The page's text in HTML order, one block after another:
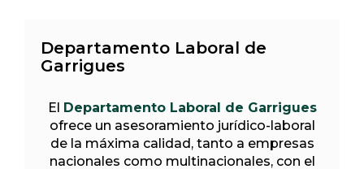
Departamento Laboral de
Garrigues
El
Departamento Laboral de Garrigues
ofrece un asesoramiento jurídico-laboral
de la máxima calidad, tanto a empresas
nacionales como multinacionales, con el